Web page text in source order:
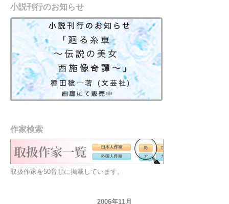
小説刊行のお知らせ
作家検索
取扱作家を50音順に掲載しています。
2006年11月